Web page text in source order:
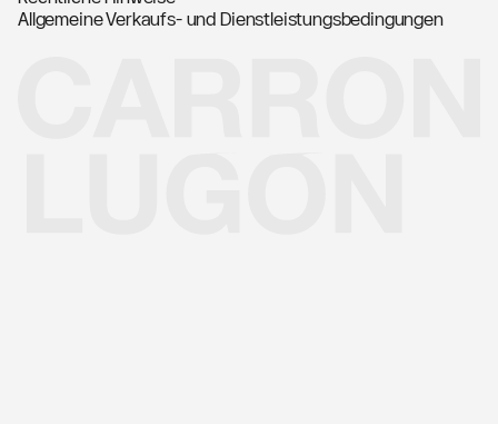
Allgemeine Verkaufs- und Dienstleistungsbedingungen